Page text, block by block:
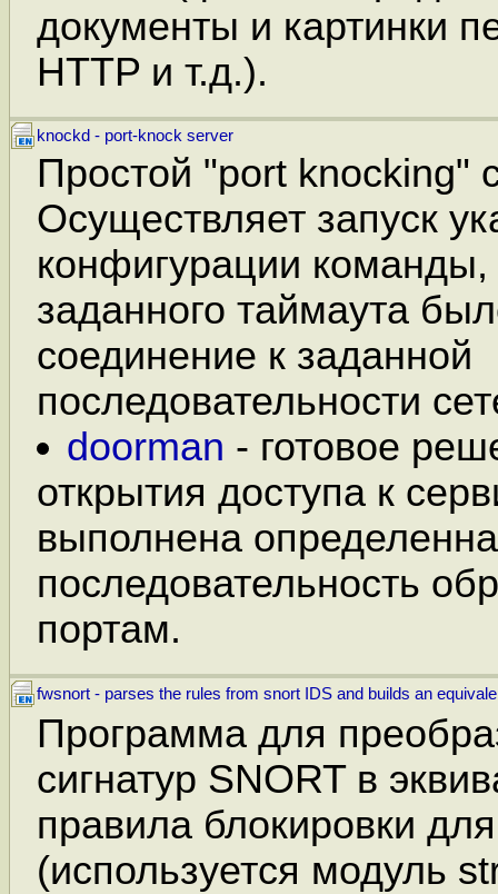
документы и картинки
HTTP и т.д.).
knockd - port-knock server
Простой "port knocking"
Осуществляет запуск
конфигурации
заданного таймаута
соединение к заданной
последовательности
doorman - готовое
открытия доступа к
выполнена
последовательность
портам.
fwsnort - parses the rules from snort IDS and builds an
Программа для
сигнатур SNORT в
правила блокировки
(используется модуль